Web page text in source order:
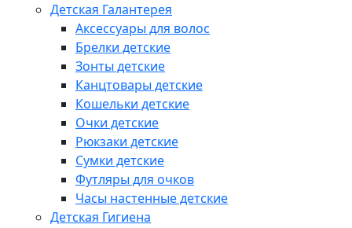
Детская Галантерея
Аксессуары для волос
Брелки детские
Зонты детские
Канцтовары детские
Кошельки детские
Очки детские
Рюкзаки детские
Сумки детские
Футляры для очков
Часы настенные детские
Детская Гигиена